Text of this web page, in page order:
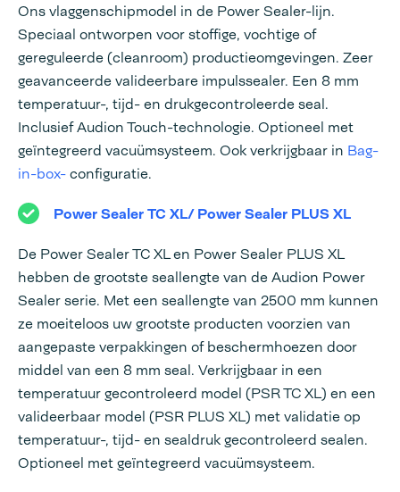
Ons vlaggenschipmodel in de Power Sealer-lijn.
Speciaal ontworpen voor stoffige, vochtige of
gereguleerde (cleanroom) productieomgevingen. Zeer
geavanceerde valideerbare impulssealer. Een 8 mm
temperatuur-, tijd- en drukgecontroleerde seal.
Inclusief Audion Touch-technologie. Optioneel met
geïntegreerd vacuümsysteem. Ook verkrijgbaar in Bag-
in-box-configuratie.
Power Sealer TC XL/ Power Sealer PLUS XL
De Power Sealer TC XL en Power Sealer PLUS XL
hebben de grootste seallengte van de Audion Power
Sealer serie. Met een seallengte van 2500 mm kunnen
ze moeiteloos uw grootste producten voorzien van
aangepaste verpakkingen of beschermhoezen door
middel van een 8 mm seal. Verkrijgbaar in een
temperatuur gecontroleerd model (PSR TC XL) en een
valideerbaar model (PSR PLUS XL) met validatie op
temperatuur-, tijd- en sealdruk gecontroleerd sealen.
Optioneel met geïntegreerd vacuümsysteem.